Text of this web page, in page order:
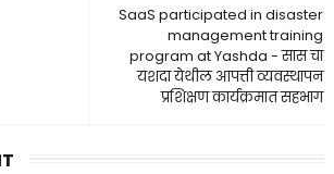
SaaS participated in disaster
management training
program at Yashda - सास चा
यशदा येथील आपत्ती व्यवस्थापन
प्रशिक्षण कार्यक्रमात सहभाग